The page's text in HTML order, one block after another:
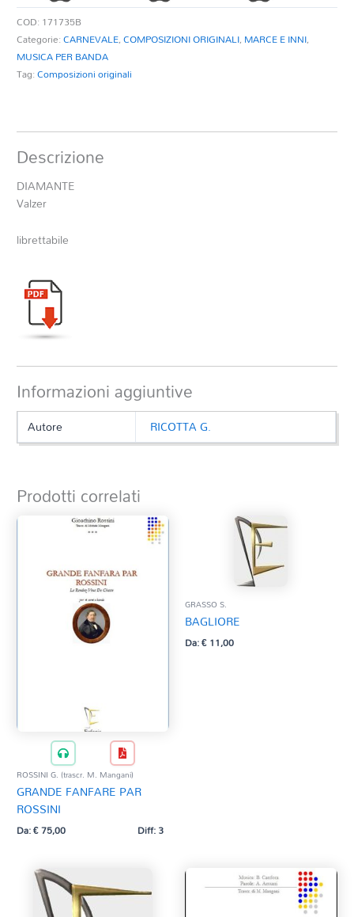
COD: 171735B
Categorie:CARNEVALE,COMPOSIZIONI ORIGINALI, MARCE E INNI,
MUSICA PER BANDA
Tag:Composizioni originali
Descrizione
DIAMANTE
Valzer
librettabile
Informazioni aggiuntive
Autore RICOTTA G.
Prodotti correlati
ROSSINI G. (trascr. M. Mangani)
GRANDE FANFARE PAR
ROSSINI
Da:€75,00 Diff: 3
GRASSO S.
BAGLIORE
Da:€11,00